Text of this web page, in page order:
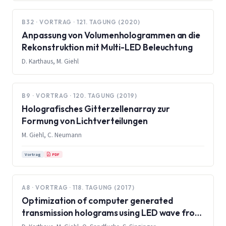
B32 · VORTRAG · 121. TAGUNG (2020)
Anpassung von Volumenhologrammen an die
Rekonstruktion mit Multi-LED Beleuchtung
D. Karthaus, M. Giehl
B9 · VORTRAG · 120. TAGUNG (2019)
Holografisches Gitterzellenarray zur
Formung von Lichtverteilungen
M. Giehl, C. Neumann
Vortrag PDF
A8 · VORTRAG · 118. TAGUNG (2017)
Optimization of computer generated
transmission holograms using LED wave front